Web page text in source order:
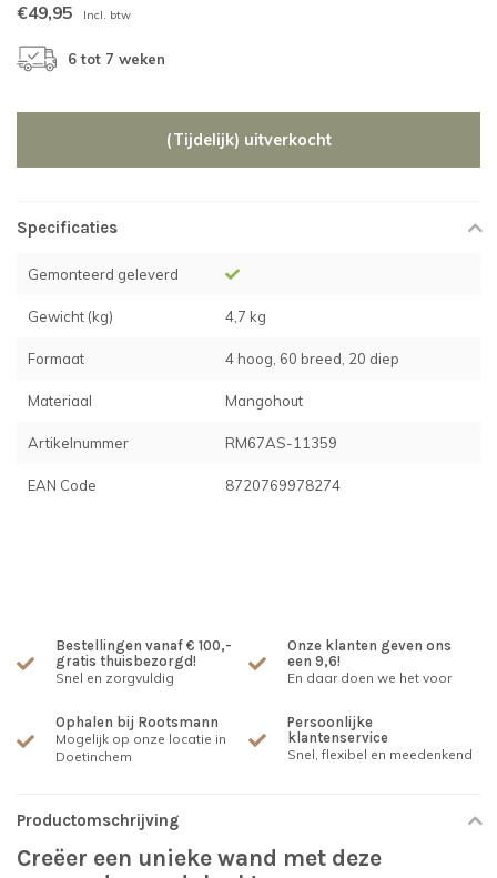
€49,95 Incl. btw
6 tot 7 weken
(Tijdelijk) uitverkocht
Specificaties
Gemonteerd geleverd
Gewicht (kg) 4,7 kg
Formaat 4 hoog, 60 breed, 20 diep
Materiaal Mangohout
Artikelnummer RM67AS-11359
EAN Code 8720769978274
Bestellingen vanaf € 100,-
gratis thuisbezorgd!
Snel en zorgvuldig
Onze klanten geven ons
een 9,6!
En daar doen we het voor
Ophalen bij Rootsmann
Mogelijk op onze locatie in
Doetinchem
Persoonlijke
klantenservice
Snel, flexibel en meedenkend
Productomschrijving
Creëer een unieke wand met deze